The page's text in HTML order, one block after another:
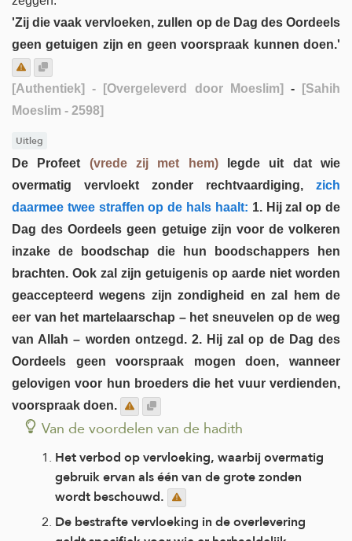
'Zij die vaak vervloeken, zullen op de Dag des Oordeels
geen getuigen zijn en geen voorspraak kunnen doen.'
[Authentiek] - [Overgeleverd door Moeslim] -
[Sahih
Moeslim - 2598]
Uitleg
De Profeet (vrede zij met hem)legde uit dat wie
overmatig vervloekt zonder rechtvaardiging, zich
daarmee twee straffen op de hals haalt: 1. Hij zal op de
Dag des Oordeels geen getuige zijn voor de volkeren
inzake de boodschap die hun boodschappers hen
brachten. Ook zal zijn getuigenis op aarde niet worden
geaccepteerd wegens zijn zondigheid en zal hem de
eer van het martelaarschap – het sneuvelen op de weg
van Allah – worden ontzegd. 2. Hij zal op de Dag des
Oordeels geen voorspraak mogen doen, wanneer
gelovigen voor hun broeders die het vuur verdienden,
voorspraak doen.
Van de voordelen van de hadith
Het verbod op vervloeking, waarbij overmatig
gebruik ervan als één van de grote zonden
wordt beschouwd.
De bestrafte vervloeking in de overlevering